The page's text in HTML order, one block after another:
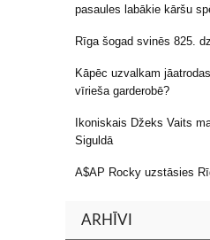
pasaules labākie kāršu
Rīga šogad svinēs 825.
Kāpēc uzvalkam
vīrieša garderobē?
Ikoniskais Džeks Vaits
Siguldā
A$AP Rocky uzstāsies
ARHĪVI